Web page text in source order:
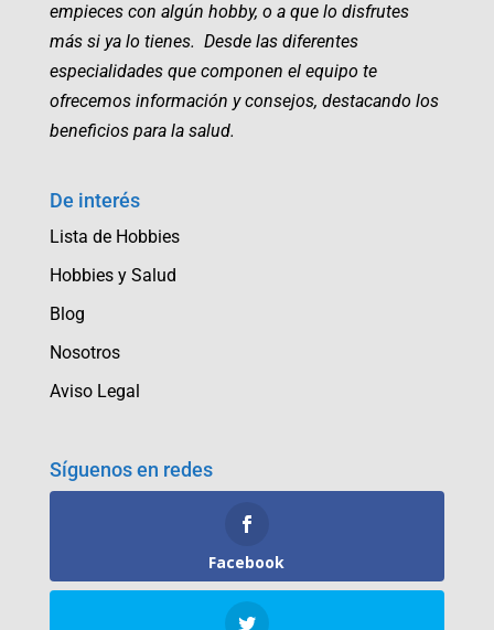
empieces con algún hobby, o a que lo disfrutes
más si ya lo tienes. Desde las diferentes
especialidades que componen el equipo te
ofrecemos información y consejos, destacando los
beneficios para la salud.
De interés
Lista de Hobbies
Hobbies y Salud
Blog
Nosotros
Aviso Legal
Síguenos en redes
Facebook